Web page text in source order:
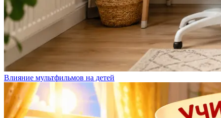
Влияние мультфильмов на детей